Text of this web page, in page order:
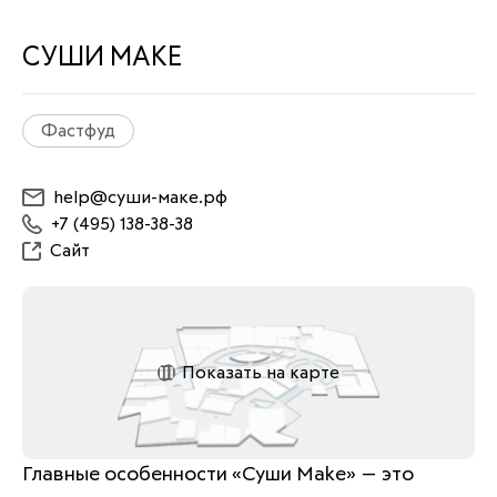
СУШИ МАКЕ
Фастфуд
help@суши-маке.рф
+7 (495) 138-38-38
Сайт
Показать на карте
Главные особенности «Суши Make» — это